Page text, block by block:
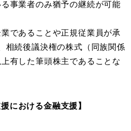
事業者のみ猶予の継続が可能
であることや正規従業員が承
相続後議決権の株式（同族関係
有した筆頭株主であることな
における金融支援】